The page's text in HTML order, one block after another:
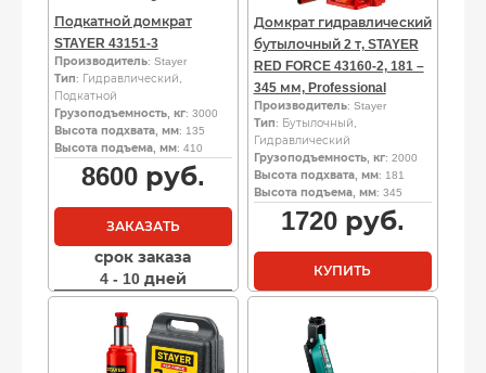
Подкатной домкрат
STAYER 43151-3
Производитель: Stayer
Тип: Гидравлический,
Подкатной
Грузоподъемность, кг: 3000
Высота подхвата, мм: 135
Высота подъема, мм: 410
8600руб.
ЗАКАЗАТЬ
срок заказа
4 - 10 дней
Домкрат гидравлический
бутылочный 2 т, STAYER
RED FORCE 43160-2, 181 –
345 мм, Professional
Производитель: Stayer
Тип: Бутылочный,
Гидравлический
Грузоподъемность, кг: 2000
Высота подхвата, мм: 181
Высота подъема, мм: 345
1720руб.
КУПИТЬ